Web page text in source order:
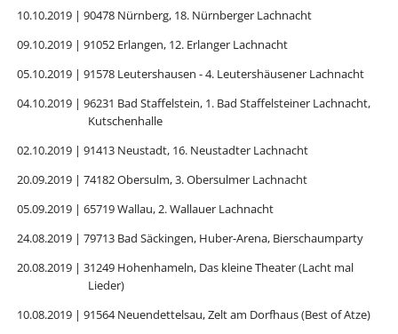
10.10.2019 | 90478 Nürnberg, 18. Nürnberger Lachnacht
09.10.2019 | 91052 Erlangen, 12. Erlanger Lachnacht
05.10.2019 | 91578 Leutershausen - 4. Leutershäusener Lachnacht
04.10.2019 | 96231 Bad Staffelstein, 1. Bad Staffelsteiner Lachnacht,
Kutschenhalle
02.10.2019 | 91413 Neustadt, 16. Neustadter Lachnacht
20.09.2019 | 74182 Obersulm, 3. Obersulmer Lachnacht
05.09.2019 | 65719 Wallau, 2. Wallauer Lachnacht
24.08.2019 | 79713 Bad Säckingen, Huber-Arena, Bierschaumparty
20.08.2019 | 31249 Hohenhameln, Das kleine Theater (Lacht mal
Lieder)
10.08.2019 | 91564 Neuendettelsau, Zelt am Dorfhaus (Best of Atze)